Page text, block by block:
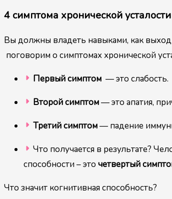
4 симптома хронической усталости
Вы должны владеть навыками, как
поговорим о симптомах хронической
Первый симптом— это слабость.
Второй симптом— это апатия,
Третий симптом— падение
Что получается в результате?
способности – это четвертый
Что значит когнитивная способность?